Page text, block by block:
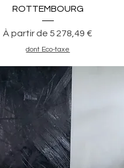
Aperçu rapide
ROTTEMBOURG
À partir de5 278,49 €
Prix promotionnel
dont Eco-taxe